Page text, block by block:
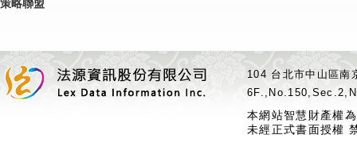
策略聯盟
104 台北市中山區
本網站智慧財產權
未經正式書面授權